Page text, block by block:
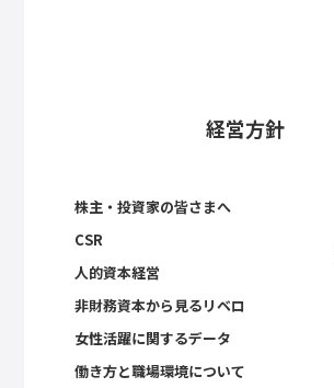
経営方針
株主・投資家の皆さまへ
CSR
人的資本経営
非財務資本から見るリベロ
女性活躍に関するデータ
働き方と職場環境について